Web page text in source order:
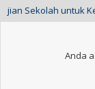
untuk Kelas
Anda